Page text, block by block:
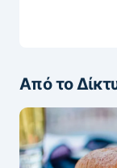
Από το